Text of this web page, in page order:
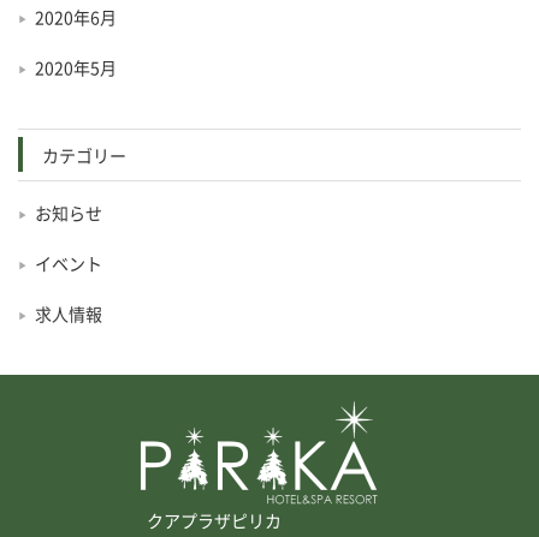
2020年6月
2020年5月
カテゴリー
お知らせ
イベント
求人情報
クアプラザピリカ